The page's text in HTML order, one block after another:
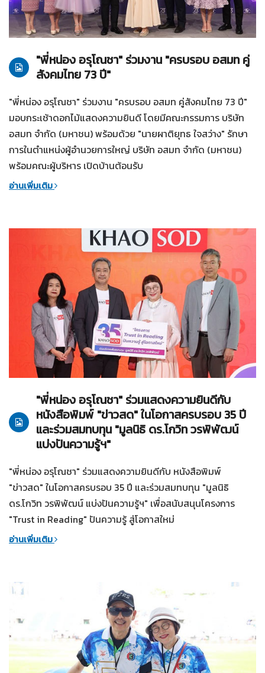
10-04-2568 ทั่วไป
"พี่หน่อง อรุโณชา" ร่วมงาน "ครบรอบ อสมท คู่
สังคมไทย 73 ปี"
"พี่หน่อง อรุโณชา" ร่วมงาน "ครบรอบ อสมท คู่สังคมไทย 73 ปี"
มอบกระเช้าดอกไม้แสดงความยินดี โดยมีคณะกรรมการ บริษัท
อสมท จำกัด (มหาชน) พร้อมด้วย "นายผาติยุทธ ใจสว่าง" รักษา
การในตำแหน่งผู้อำนวยการใหญ่ บริษัท อสมท จำกัด (มหาชน)
พร้อมคณะผู้บริหาร เปิดบ้านต้อนรับ
อ่านเพิ่มเติม
09-04-2568 ทั่วไป
"พี่หน่อง อรุโณชา" ร่วมแสดงความยินดีกับ
หนังสือพิมพ์ "ข่าวสด" ในโอกาสครบรอบ 35 ปี
และร่วมสมทบทุน "มูลนิธิ ดร.โกวิท วรพิพัฒน์
แบ่งปันความรู้ฯ"
"พี่หน่อง อรุโณชา" ร่วมแสดงความยินดีกับ หนังสือพิมพ์
"ข่าวสด" ในโอกาสครบรอบ 35 ปี และร่วมสมทบทุน "มูลนิธิ
ดร.โกวิท วรพิพัฒน์ แบ่งปันความรู้ฯ" เพื่อสนับสนุนโครงการ
"Trust in Reading" ปันความรู้ สู่โอกาสใหม่
อ่านเพิ่มเติม